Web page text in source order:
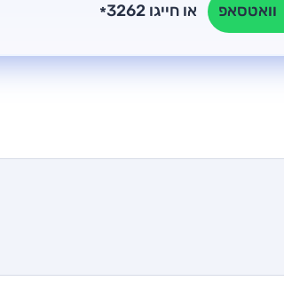
וואטסאפ * או חייגו 3262